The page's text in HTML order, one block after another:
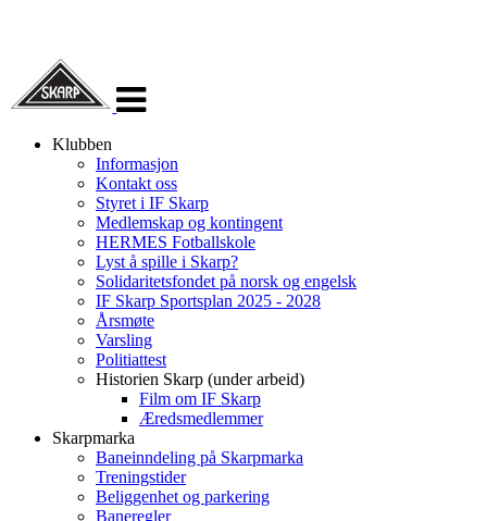
navigasjon
Klubben
Informasjon
Kontakt oss
Styret i IF Skarp
Medlemskap og kontingent
HERMES Fotballskole
Lyst å spille i Skarp?
Solidaritetsfondet på norsk og engelsk
IF Skarp Sportsplan 2025 - 2028
Årsmøte
Varsling
Politiattest
Historien Skarp (under arbeid)
Film om IF Skarp
Æredsmedlemmer
Skarpmarka
Baneinndeling på Skarpmarka
Treningstider
Beliggenhet og parkering
Baneregler